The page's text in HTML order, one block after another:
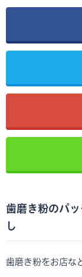
歯磨き粉のパ
し
歯磨き粉をお店な